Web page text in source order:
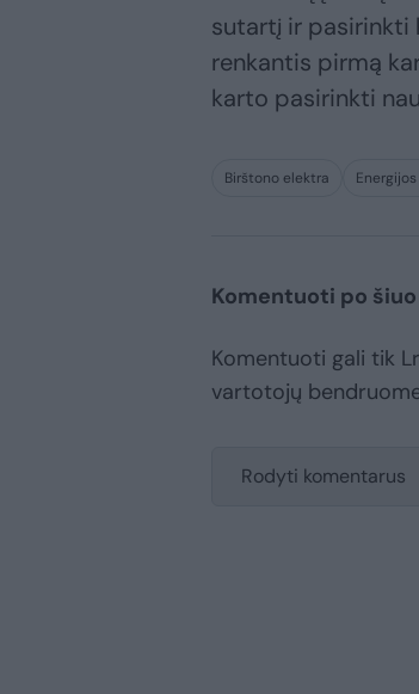
sutartį ir
renkantis pirmą
karto pasirinkti
Birštono elektra
Komentuoti po
Komentuoti gali tik
vartotojų
Rodyti komentarus